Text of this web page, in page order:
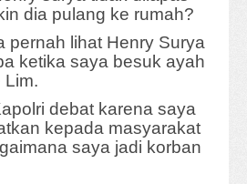
dia pulang ke rumah?
pernah lihat Henry Surya
ketika saya besuk ayah
Lim.
debat karena saya
kepada masyarakat
saya jadi korban